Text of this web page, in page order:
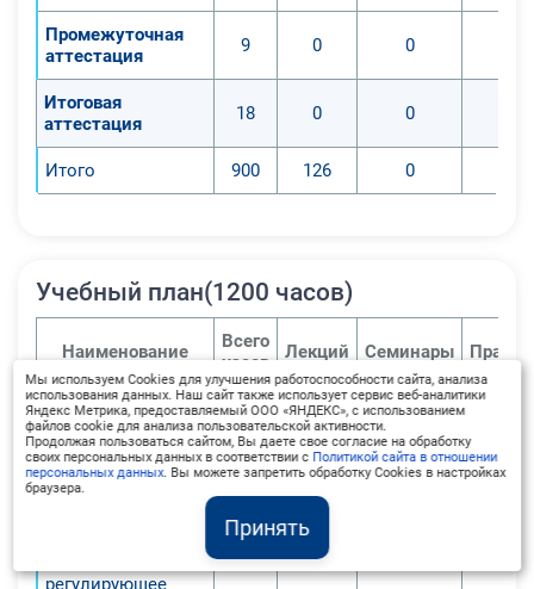
Промежуточная
аттестация
9 0 0
Итоговая
аттестация
18 0 0
Итого 900 126 0
Учебный план(1200 часов)
Наименование
Всего
часов
Лекций Семинары
1.
Законодательство,
регулирующее
деятельность
предприятий
61 8 0
регулирующее
Принять
Мы используем Cookies для улучшения работоспособности сайта, анализа
использования данных. Наш сайт также использует сервис веб-аналитики
Яндекс Метрика, предоставляемый ООО «ЯНДЕКС», с использованием
файлов cookie для анализа пользовательской активности.
Продолжая пользоваться сайтом, Вы даете свое согласие на обработку
своих персональных данных в соответствии с Политикой сайта в отношении
персональных данных. Вы можете запретить обработку Cookies в настройках
браузера.